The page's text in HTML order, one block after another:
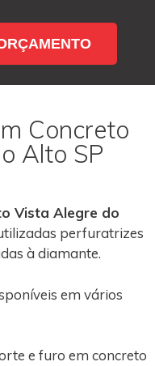
Concreto
Alto SP
Vista Alegre do
perfuratrizes
à diamante.
em vários
e furo em concreto